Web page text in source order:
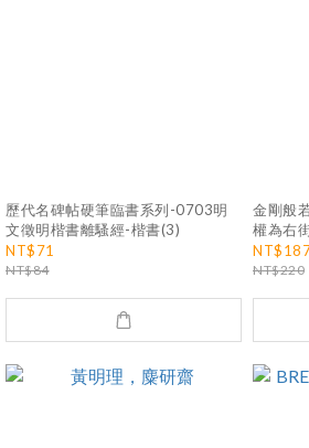
歷代名碑帖硬筆臨書系列-0703明
文徵明楷書離騷經-楷書(3)
NT$71
NT$84
金剛般
權為右
書8
NT$220